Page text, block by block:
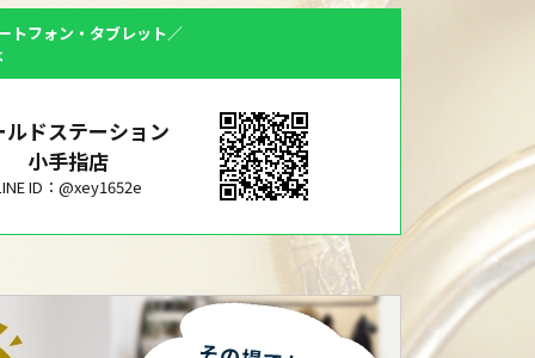
トフォン・タブレット／
ルドステーション
小手指店
ID：@xey1652e